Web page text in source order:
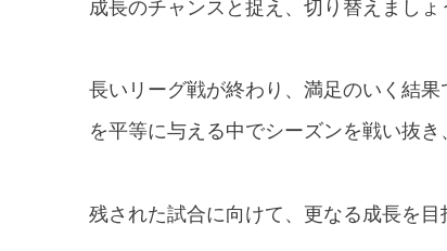
成長のチャンスと捉え、切り替えましょ
長いリーグ戦が終わり、満足のいく結
を平等に与える中でシーズンを戦い抜
残された試合に向けて、更なる成長を目